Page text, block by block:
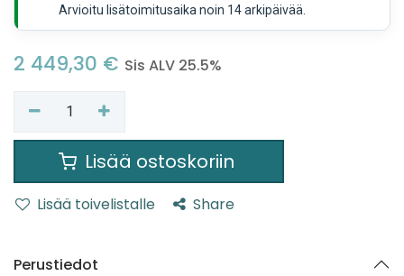
Arvioitu lisätoimitusaika noin 14 arkipäivää.
2 449,30 € Sis ALV 25.5%
Lisää ostoskoriin
Lisää toivelistalle Share
Perustiedot